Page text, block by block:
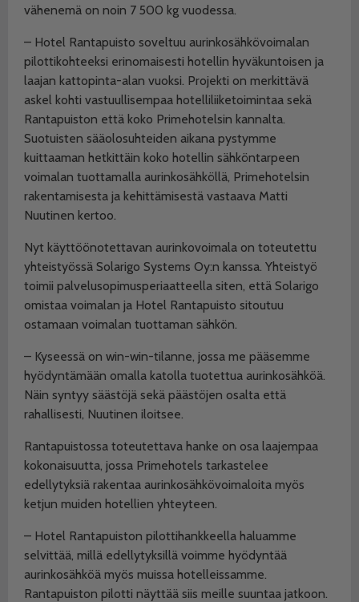
vähenemä on noin 7 500 kg vuodessa.
– Hotel Rantapuisto soveltuu aurinkosähkövoimalan
pilottikohteeksi erinomaisesti hotellin hyväkuntoisen ja
laajan kattopinta-alan vuoksi. Projekti on merkittävä
askel kohti vastuullisempaa hotelliliiketoimintaa sekä
Rantapuiston että koko Primehotelsin kannalta.
Suotuisten sääolosuhteiden aikana pystymme
kuittaaman hetkittäin koko hotellin sähköntarpeen
voimalan tuottamalla aurinkosähköllä, Primehotelsin
rakentamisesta ja kehittämisestä vastaava Matti
Nuutinen kertoo.
Nyt käyttöönotettavan aurinkovoimala on toteutettu
yhteistyössä Solarigo Systems Oy:n kanssa. Yhteistyö
toimii palvelusopimusperiaatteella siten, että Solarigo
omistaa voimalan ja Hotel Rantapuisto sitoutuu
ostamaan voimalan tuottaman sähkön.
– Kyseessä on win-win-tilanne, jossa me pääsemme
hyödyntämään omalla katolla tuotettua aurinkosähköä.
Näin syntyy säästöjä sekä päästöjen osalta että
rahallisesti, Nuutinen iloitsee.
Rantapuistossa toteutettava hanke on osa laajempaa
kokonaisuutta, jossa Primehotels tarkastelee
edellytyksiä rakentaa aurinkosähkövoimaloita myös
ketjun muiden hotellien yhteyteen.
– Hotel Rantapuiston pilottihankkeella haluamme
selvittää, millä edellytyksillä voimme hyödyntää
aurinkosähköä myös muissa hotelleissamme.
Rantapuiston pilotti näyttää siis meille suuntaa jatkoon.